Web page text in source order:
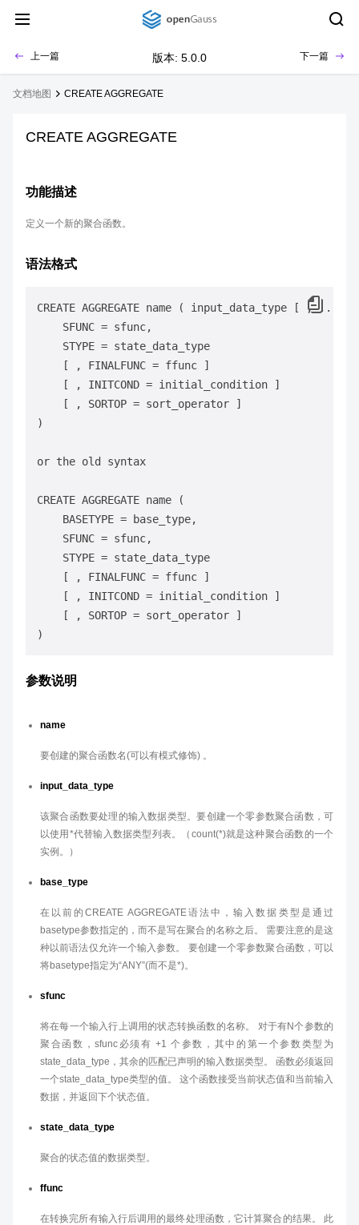
上一篇 版本: 5.0.0 下一篇
文档地图 CREATE AGGREGATE
CREATE AGGREGATE
功能描述
定义一个新的聚合函数。
语法格式
CREATE AGGREGATE name ( input_data_type [ , ...
    SFUNC = sfunc,
    STYPE = state_data_type
    [ , FINALFUNC = ffunc ]
    [ , INITCOND = initial_condition ]
    [ , SORTOP = sort_operator ]
)
or the old syntax
CREATE AGGREGATE name (
    BASETYPE = base_type,
    SFUNC = sfunc,
    STYPE = state_data_type
    [ , FINALFUNC = ffunc ]
    [ , INITCOND = initial_condition ]
    [ , SORTOP = sort_operator ]
参数说明
name
要创建的聚合函数名(可以有模式修饰) 。
input_data_type
该聚合函数要处理的输入数据类型。要创建一个零参数聚合函数，可
以使用*代替输入数据类型列表。（count(*)就是这种聚合函数的一个
实例。）
base_type
在以前的CREATE AGGREGATE语法中，输入数据类型是通过
basetype参数指定的，而不是写在聚合的名称之后。 需要注意的是这
种以前语法仅允许一个输入参数。 要创建一个零参数聚合函数，可以
将basetype指定为“ANY”(而不是*)。
sfunc
将在每一个输入行上调用的状态转换函数的名称。 对于有N个参数的
聚合函数，sfunc必须有 +1 个参数，其中的第一个参数类型为
state_data_type，其余的匹配已声明的输入数据类型。 函数必须返回
一个state_data_type类型的值。 这个函数接受当前状态值和当前输入
数据，并返回下个状态值。
state_data_type
聚合的状态值的数据类型。
ffunc
在转换完所有输入行后调用的最终处理函数，它计算聚合的结果。 此